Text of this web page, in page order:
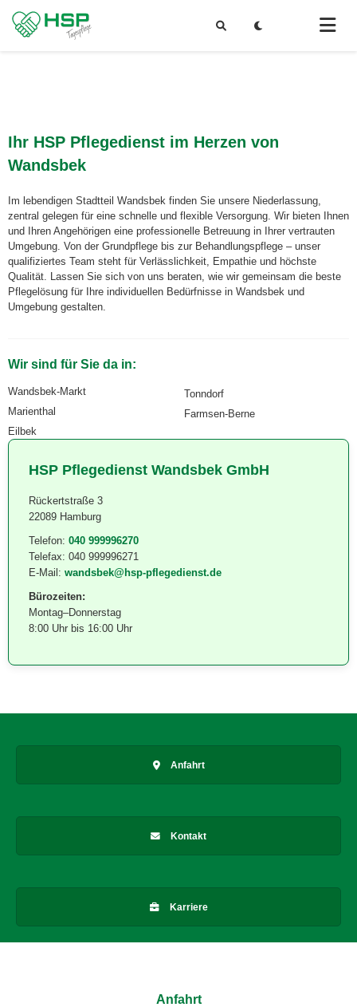
Ihr HSP Pflegedienst im Herzen von
Wandsbek
Im lebendigen Stadtteil Wandsbek finden Sie unsere Niederlassung,
zentral gelegen für eine schnelle und flexible Versorgung. Wir bieten Ihnen
und Ihren Angehörigen eine professionelle Betreuung in Ihrer vertrauten
Umgebung. Von der Grundpflege bis zur Behandlungspflege – unser
qualifiziertes Team steht für Verlässlichkeit, Empathie und höchste
Qualität. Lassen Sie sich von uns beraten, wie wir gemeinsam die beste
Pflegelösung für Ihre individuellen Bedürfnisse in Wandsbek und
Umgebung gestalten.
Wir sind für Sie da in:
Wandsbek-Markt
Marienthal
Eilbek
Tonndorf
Farmsen-Berne
HSP Pflegedienst Wandsbek GmbH
Rückertstraße 3
22089 Hamburg
Telefon: 040 999996270
Telefax: 040 999996271
E-Mail: wandsbek@hsp-pflegedienst.de
Bürozeiten:
Montag–Donnerstag
8:00 Uhr bis 16:00 Uhr
Anfahrt
Kontakt
Karriere
Anfahrt